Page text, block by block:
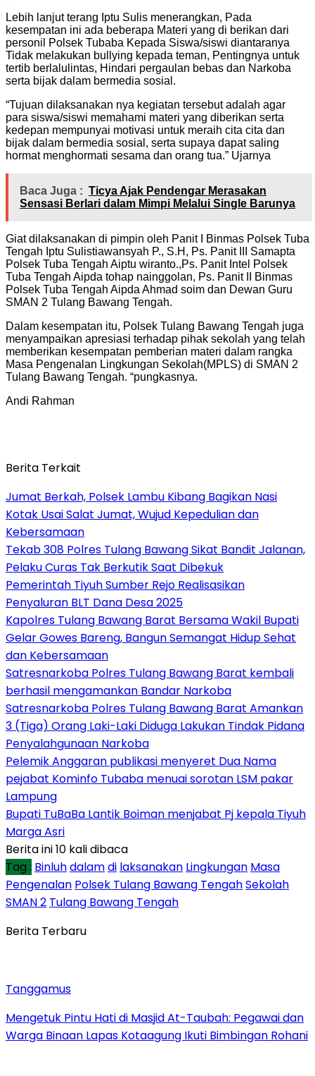
Lebih lanjut terang Iptu Sulis menerangkan, Pada
kesempatan ini ada beberapa Materi yang di berikan dari
personil Polsek Tubaba Kepada Siswa/siswi diantaranya
Tidak melakukan bullying kepada teman, Pentingnya untuk
tertib berlalulintas, Hindari pergaulan bebas dan Narkoba
serta bijak dalam bermedia sosial.
“Tujuan dilaksanakan nya kegiatan tersebut adalah agar
para siswa/siswi memahami materi yang diberikan serta
kedepan mempunyai motivasi untuk meraih cita cita dan
bijak dalam bermedia sosial, serta supaya dapat saling
hormat menghormati sesama dan orang tua.” Ujarnya
Baca Juga : Ticya Ajak Pendengar Merasakan
Sensasi Berlari dalam Mimpi Melalui Single Barunya
Giat dilaksanakan di pimpin oleh Panit I Binmas Polsek Tuba
Tengah Iptu Sulistiawansyah P., S.H, Ps. Panit III Samapta
Polsek Tuba Tengah Aiptu wiranto.,Ps. Panit Intel Polsek
Tuba Tengah Aipda tohap nainggolan, Ps. Panit II Binmas
Polsek Tuba Tengah Aipda Ahmad soim dan Dewan Guru
SMAN 2 Tulang Bawang Tengah.
Dalam kesempatan itu, Polsek Tulang Bawang Tengah juga
menyampaikan apresiasi terhadap pihak sekolah yang telah
memberikan kesempatan pemberian materi dalam rangka
Masa Pengenalan Lingkungan Sekolah(MPLS) di SMAN 2
Tulang Bawang Tengah. “pungkasnya.
Andi Rahman
Berita Terkait
Jumat Berkah, Polsek Lambu Kibang Bagikan Nasi
Kotak Usai Salat Jumat, Wujud Kepedulian dan
Kebersamaan
Tekab 308 Polres Tulang Bawang Sikat Bandit Jalanan,
Pelaku Curas Tak Berkutik Saat Dibekuk
Pemerintah Tiyuh Sumber Rejo Realisasikan
Penyaluran BLT Dana Desa 2025
Kapolres Tulang Bawang Barat Bersama Wakil Bupati
Gelar Gowes Bareng, Bangun Semangat Hidup Sehat
dan Kebersamaan
Satresnarkoba Polres Tulang Bawang Barat kembali
berhasil mengamankan Bandar Narkoba
Satresnarkoba Polres Tulang Bawang Barat Amankan
3 (Tiga) Orang Laki-Laki Diduga Lakukan Tindak Pidana
Penyalahgunaan Narkoba
Pelemik Anggaran publikasi menyeret Dua Nama
pejabat Kominfo Tubaba menuai sorotan LSM pakar
Lampung
Bupati TuBaBa Lantik Boiman menjabat Pj kepala Tiyuh
Marga Asri
Berita ini 10 kali dibaca
Tag : Binluhdalamdi laksanakan Lingkungan Masa
Pengenalan Polsek Tulang Bawang TengahSekolah
SMAN 2 Tulang Bawang Tengah
Berita Terbaru
Tanggamus
Mengetuk Pintu Hati di Masjid At-Taubah: Pegawai dan
Warga Binaan Lapas Kotaagung Ikuti Bimbingan Rohani